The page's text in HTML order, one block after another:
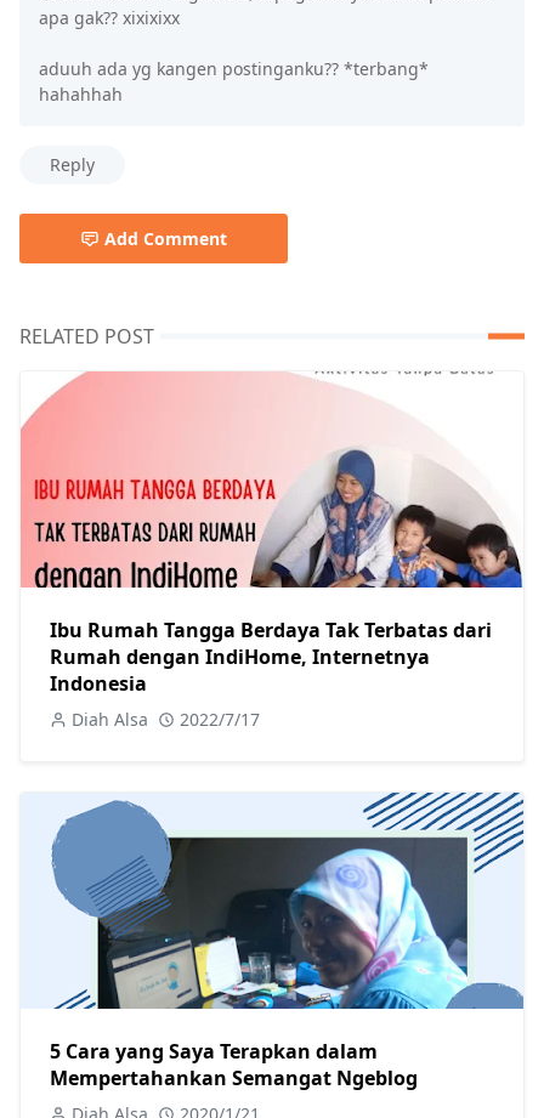
apa gak?? xixixixx
aduuh ada yg kangen postinganku?? *terbang*
hahahhah
Reply
Add Comment
RELATED POST
Ibu Rumah Tangga Berdaya Tak Terbatas dari
Rumah dengan IndiHome, Internetnya
Indonesia
Diah Alsa 2022/7/17
5 Cara yang Saya Terapkan dalam
Mempertahankan Semangat Ngeblog